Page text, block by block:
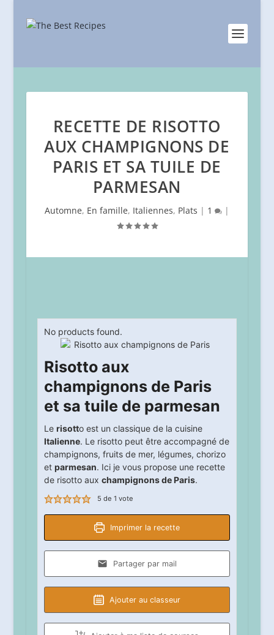
RECETTE DE RISOTTO
AUX CHAMPIGNONS DE
PARIS ET SA TUILE DE
PARMESAN
Automne, En famille, Italiennes, Plats | 1 |
No products found.
Risotto aux
champignons de Paris
et sa tuile de parmesan
Le risotto est un classique de la cuisine
Italienne. Le risotto peut être accompagné de
champignons, fruits de mer, légumes, chorizo
et parmesan. Ici je vous propose une recette
de risotto aux champignons de Paris.
5 de 1 vote
Imprimer la recette
Partager par mail
Ajouter au classeur